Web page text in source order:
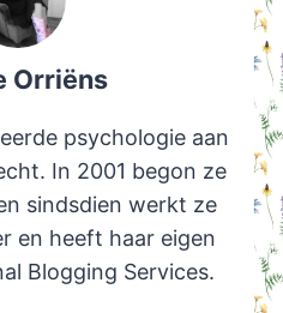
Orriëns
psychologie aan
In 2001 begon ze
sindsdien werkt ze
en heeft haar eigen
Blogging Services.